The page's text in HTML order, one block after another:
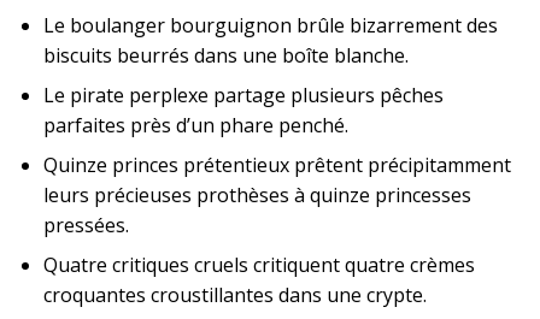
Le boulanger bourguignon brûle bizarrement des
biscuits beurrés dans une boîte blanche.
Le pirate perplexe partage plusieurs pêches
parfaites près d’un phare penché.
Quinze princes prétentieux prêtent précipitamment
leurs précieuses prothèses à quinze princesses
pressées.
Quatre critiques cruels critiquent quatre crèmes
croquantes croustillantes dans une crypte.